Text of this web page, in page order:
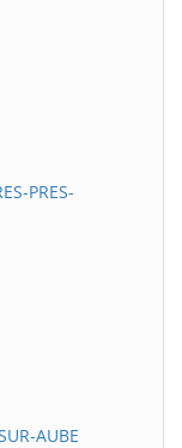
PRES-
AUBE